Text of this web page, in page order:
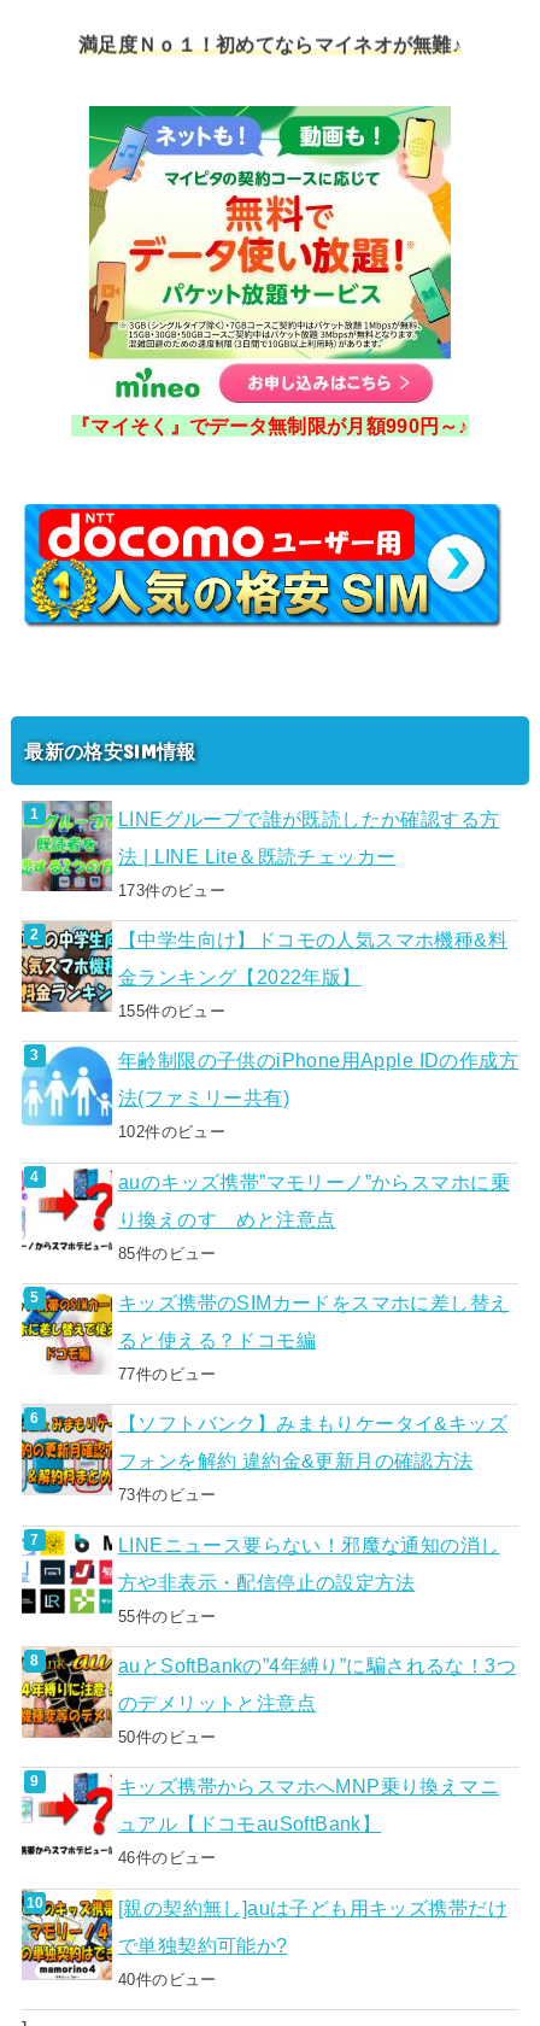
満足度Ｎｏ１！初めてならマイネオが無難♪
『マイそく』でデータ無制限が月額990円～♪
最新の格安SIM情報
LINEグループで誰が既読したか確認する方
法 | LINE Lite＆既読チェッカー
173件のビュー
【中学生向け】ドコモの人気スマホ機種&料
金ランキング【2022年版】
155件のビュー
年齢制限の子供のiPhone用Apple IDの作成方
法(ファミリー共有)
102件のビュー
auのキッズ携帯”マモリーノ”からスマホに乗
り換えのすゝめと注意点
85件のビュー
キッズ携帯のSIMカードをスマホに差し替え
ると使える？ドコモ編
77件のビュー
【ソフトバンク】みまもりケータイ&キッズ
フォンを解約 違約金&更新月の確認方法
73件のビュー
LINEニュース要らない！邪魔な通知の消し
方や非表示・配信停止の設定方法
55件のビュー
auとSoftBankの”4年縛り”に騙されるな！3つ
のデメリットと注意点
50件のビュー
キッズ携帯からスマホへMNP乗り換えマニ
ュアル【ドコモauSoftBank】
46件のビュー
[親の契約無し]auは子ども用キッズ携帯だけ
で単独契約可能か?
40件のビュー